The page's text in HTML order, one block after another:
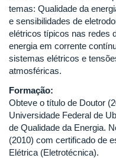
temas: Qualidade da
e sensibilidades de
elétricos típicos nas redes
energia em corrente
sistemas elétricos e
atmosféricas.
Formação:
Obteve o título de Doutor
Universidade Federal de
de Qualidade da Energia.
(2010) com certificado de
Elétrica (Eletrotécnica).